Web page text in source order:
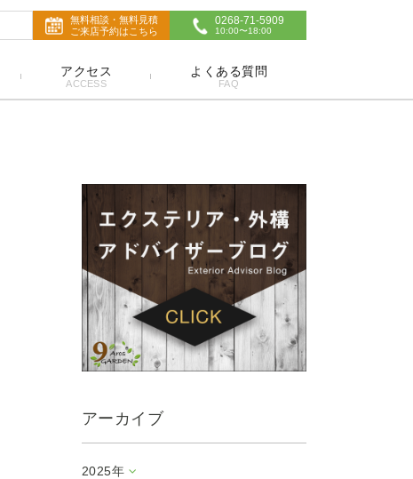
0268-71-5909
10:00〜18:00
無料相談・無料見積
ご来店予約はこちら
アクセス
ACCESS
よくある質問
FAQ
アーカイブ
2025年